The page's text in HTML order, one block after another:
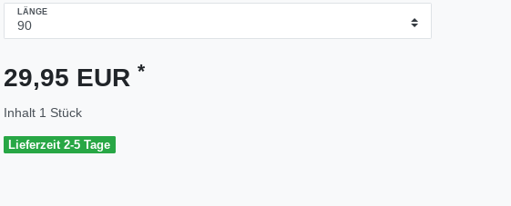
LÄNGE
29,95 EUR *
Inhalt 1 Stück
Lieferzeit 2-5 Tage